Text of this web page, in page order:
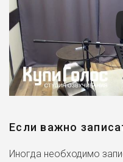
Если важно
Иногда необходимо